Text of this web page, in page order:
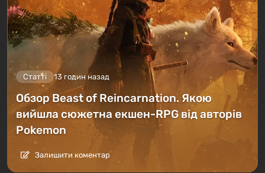
Статті 13 годин назад
Обзор Beast of Reincarnation. Якою
вийшла сюжетна екшен-RPG від авторів
Pokemon
Залишити коментар